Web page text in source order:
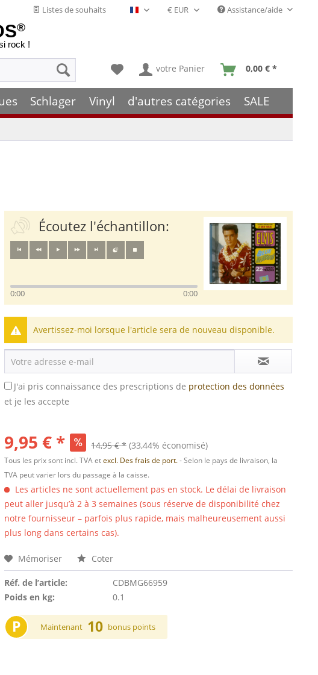
Listes de souhaits Français- FR Assistance/aide
®
rock !
votre Panier 0,00 € *
Schlager Vinyl d'autres catégories SALE
Écoutez l'échantillon:
0:00 0:00
Avertissez-moi lorsque l'article sera de nouveau disponible.
J'ai pris connaissance des prescriptions de protection des données
et je les accepte
9,95 € * 14,95 € * (33,44% économisé)
Tous les prix sont incl. TVA etexcl. Des frais de port.- Selon le pays de livraison, la
TVA peut varier lors du passage à la caisse.
Les articles ne sont actuellement pas en stock. Le délai de livraison
peut aller jusqu’à 2 à 3 semaines (sous réserve de disponibilité chez
notre fournisseur – parfois plus rapide, mais malheureusement aussi
plus long dans certains cas).
Mémoriser Coter
Réf. de l’article:
CDBMG66959
Poids en kg:
0.1
P Maintenant 10 bonus points